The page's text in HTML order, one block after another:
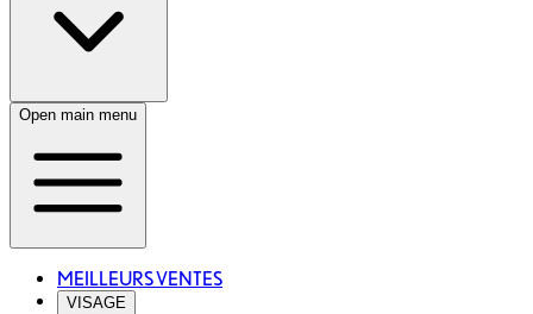
Open main menu
MEILLEURS VENTES
VISAGE